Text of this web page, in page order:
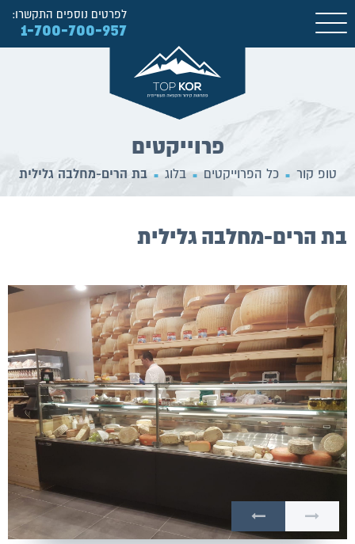
לפרטים נוספים התקשרו:
1-700-700-957
פרוייקטים
טופ קור ■ כל הפרוייקטים ■ בלוג ■ בת הרים-מחלבה גלילית
בת הרים-מחלבה גלילית